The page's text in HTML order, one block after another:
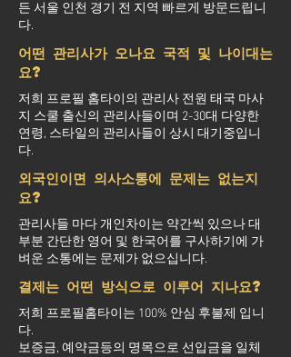
든 서울 인천 경기 전 지역 빠르게 방문드립니
다.
어떤 관리사가 오나요 국적 및 나이대는
요?
저희 프로필 홈타이의 관리사 전원 태국 마사
지 스쿨 출신의 관리사들이며 2-30대 다양한
연령, 스타일의 관리사들이 상시 대기중입니
다.
외국인이면 의사소통에 문제는 없는지
요?
관리사들 마다 개인차이는 약간씩 있으나 대
부분 간단한 영어 및 한국어를 구사하기에 가
벼운 소통에는 문제가 없으십니다.
결제는 어떤 방식으로 이루어 지나요?
저희 프로필홈타이는 100% 안심 후불제 입니
다.
보증금, 예약금등의 명목으로 선입금을 일체